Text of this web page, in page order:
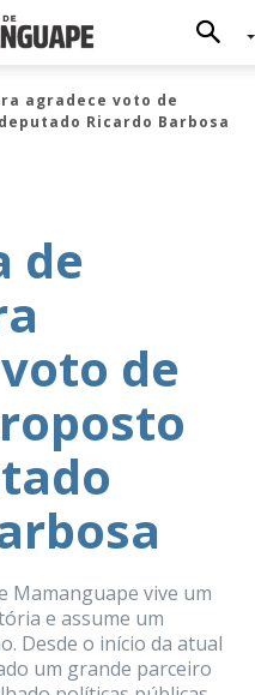
agradece voto de
Ricardo Barbosa
de
de
Mamanguape vive um
e assume um
Desde o início da atual
um grande parceiro